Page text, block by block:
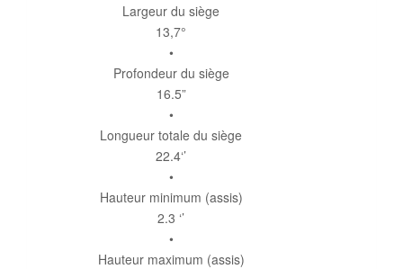
Largeur du siège
13,7°
•
Profondeur du siège
16.5”
•
Longueur totale du siège
22.4‘’
•
Hauteur minimum (assis)
2.3 ‘’
•
Hauteur maximum (assis)